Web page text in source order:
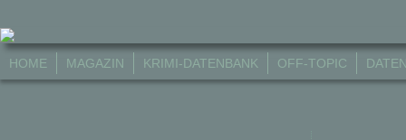
HOME MAGAZIN KRIMI-DATENBANK OFF-TOPIC